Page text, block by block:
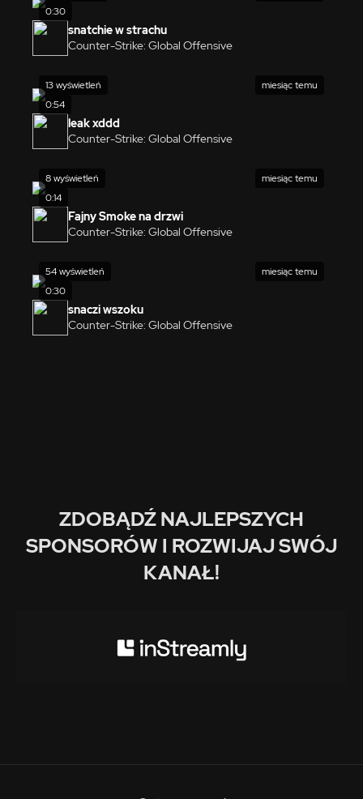
0:30
snatchie w strachu
Counter-Strike: Global Offensive
0:54
13 wyświetleń miesiąc temu
leak xddd
Counter-Strike: Global Offensive
0:14
8 wyświetleń miesiąc temu
Fajny Smoke na drzwi
Counter-Strike: Global Offensive
0:30
54 wyświetleń miesiąc temu
snaczi wszoku
Counter-Strike: Global Offensive
ZDOBĄDŹ NAJLEPSZYCH
SPONSORÓW I ROZWIJAJ SWÓJ
KANAŁ!